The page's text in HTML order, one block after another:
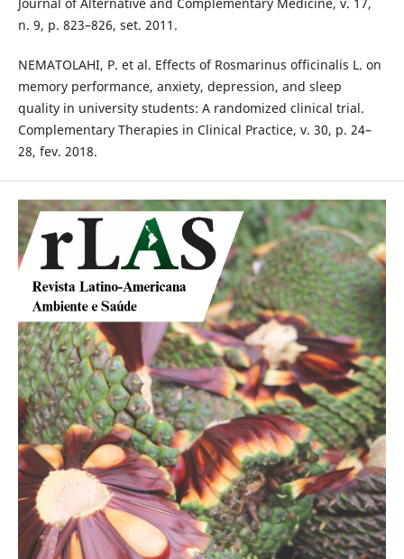
n. 9, p. 823–826, set. 2011.
NEMATOLAHI, P. et al. Effects of Rosmarinus officinalis L. on
memory performance, anxiety, depression, and sleep
quality in university students: A randomized clinical trial.
Complementary Therapies in Clinical Practice, v. 30, p. 24–
28, fev. 2018.